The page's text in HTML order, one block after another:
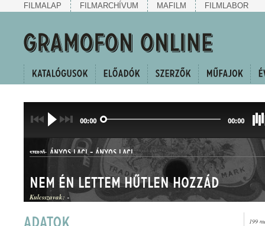
FILMALAP FILMARCHÍVUM MAFILM FILMLABOR
00:00 00:00
SZERZŐ: ÁNYOS LACI-ÁNYOS LACI
Nem én lettem hűtlen hozzád
Kulcsszavak: -
199